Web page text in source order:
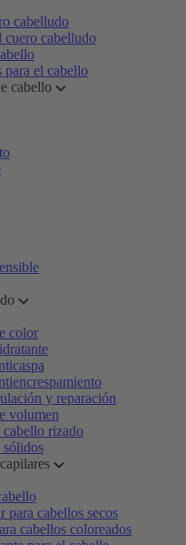
cabelludo
cuero cabelludo
para el cabello
cabello
color
y reparación
volumen
rizado
sólidos
para cabellos secos
cabellos coloreados